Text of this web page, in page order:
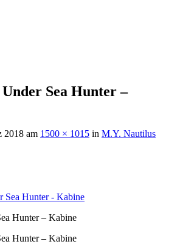
Sea Hunter –
2018 am 1500 × 1015 in M.Y. Nautilus
Hunter – Kabine
Hunter – Kabine